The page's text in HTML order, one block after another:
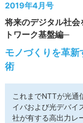
2019年4月号
将来のデジタル社
トワーク基盤編─
モノづくりを革
術
これまでNTTが光通
イバおよび光デバイ
社が有する高出力レ